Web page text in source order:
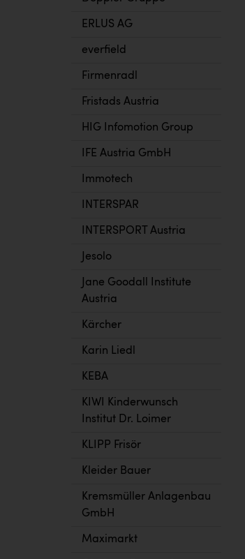
ERLUS AG
everfield
Firmenradl
Fristads Austria
HIG Infomotion Group
IFE Austria GmbH
Immotech
INTERSPAR
INTERSPORT Austria
Jesolo
Jane Goodall Institute
Austria
Kärcher
Karin Liedl
KEBA
KIWI Kinderwunsch
Institut Dr. Loimer
KLIPP Frisör
Kleider Bauer
Kremsmüller Anlagenbau
GmbH
Maximarkt